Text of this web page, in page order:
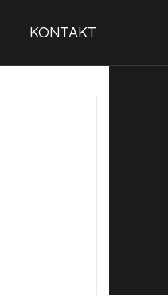
KONTAKT